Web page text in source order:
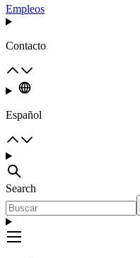
Empleos
Contacto
Español
Search